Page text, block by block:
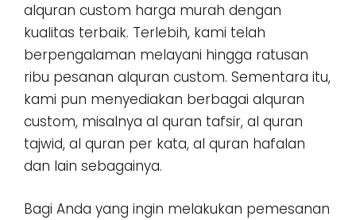
alquran custom harga murah dengan
kualitas terbaik. Terlebih, kami telah
berpengalaman melayani hingga ratusan
ribu pesanan alquran custom. Sementara itu,
kami pun menyediakan berbagai alquran
custom, misalnya al quran tafsir, al quran
tajwid, al quran per kata, al quran hafalan
dan lain sebagainya.
Bagi Anda yang ingin melakukan pemesanan